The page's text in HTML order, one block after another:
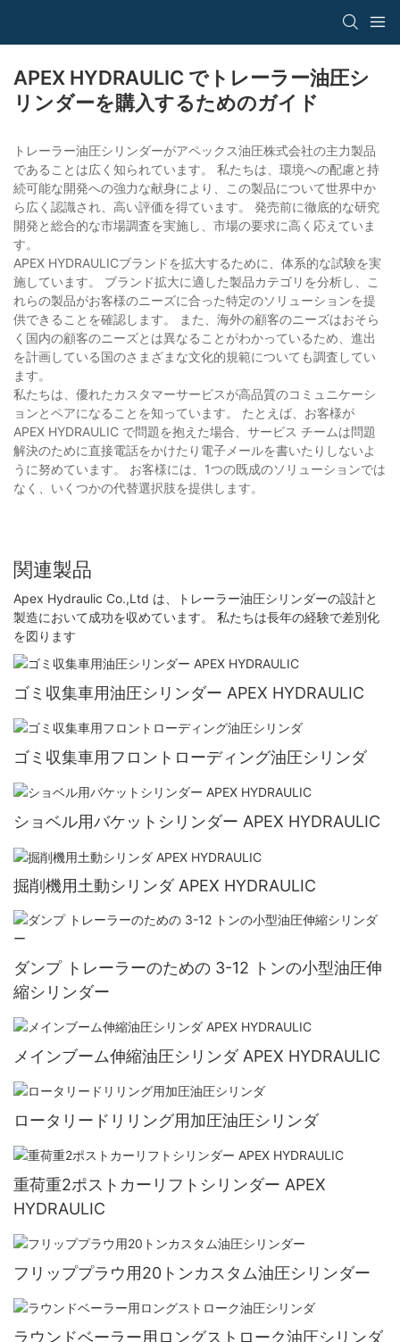
APEX HYDRAULIC でトレーラー油圧シ
リンダーを購入するためのガイド
トレーラー油圧シリンダーがアペックス油圧株式会社の主力製品
であることは広く知られています。 私たちは、環境への配慮と持
続可能な開発への強力な献身により、この製品について世界中か
ら広く認識され、高い評価を得ています。 発売前に徹底的な研究
開発と総合的な市場調査を実施し、市場の要求に高く応えていま
す。
APEX HYDRAULICブランドを拡大するために、体系的な試験を実
施しています。 ブランド拡大に適した製品カテゴリを分析し、こ
れらの製品がお客様のニーズに合った特定のソリューションを提
供できることを確認します。 また、海外の顧客のニーズはおそら
く国内の顧客のニーズとは異なることがわかっているため、進出
を計画している国のさまざまな文化的規範についても調査してい
ます。
私たちは、優れたカスタマーサービスが高品質のコミュニケーシ
ョンとペアになることを知っています。 たとえば、お客様が
APEX HYDRAULIC で問題を抱えた場合、サービス チームは問題
解決のために直接電話をかけたり電子メールを書いたりしないよ
うに努めています。 お客様には、1つの既成のソリューションでは
なく、いくつかの代替選択肢を提供します。
関連製品
Apex Hydraulic Co.,Ltd は、トレーラー油圧シリンダーの設計と
製造において成功を収めています。 私たちは長年の経験で差別化
を図ります
ゴミ収集車用油圧シリンダー APEX HYDRAULIC
ゴミ収集車用フロントローディング油圧シリンダ
ショベル用バケットシリンダー APEX HYDRAULIC
掘削機用土動シリンダ APEX HYDRAULIC
ダンプ トレーラーのための 3-12 トンの小型油圧伸
縮シリンダー
メインブーム伸縮油圧シリンダ APEX HYDRAULIC
ロータリードリリング用加圧油圧シリンダ
重荷重2ポストカーリフトシリンダー APEX
HYDRAULIC
フリッププラウ用20トンカスタム油圧シリンダー
ラウンドベーラー用ロングストローク油圧シリンダ